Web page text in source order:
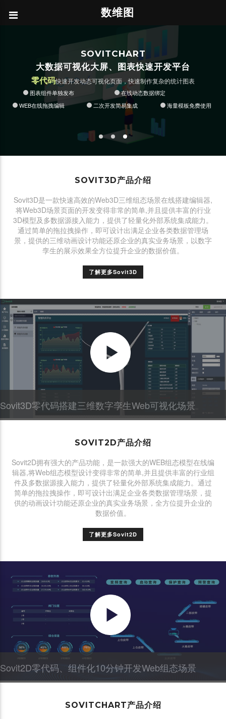
数维图
在线搭积木式编辑3D场景
单模型敏捷轻量化发布与集成
数据驱动三维动画配置
交互事件在线定义
API自定义开发 图表集成与数据绑定
图表集成与动态数据绑定
可视化数据驱动动画
可视化动态数据绑定
WEB在线拖拽式编辑
API自定义开发
SOVITCHART
大数据可视化大屏、图表快速开发平台
零代码快速开发动态可视化页面，快速制作复杂的统计图表
图表组件单独发布
在线动态数据绑定
WEB在线拖拽编辑
二次开发简易集成 海量模板免费使用
SOVIT3D产品介绍
Sovit3D是一款快速高效的Web3D三维组态场景在线搭建编辑器,
将Web3D场景页面的开发变得非常的简单,并且提供丰富的行业
3D模型及多数据源接入能力，提供了轻量化外部系统集成能力。
通过简单的拖拉拽操作，即可设计出满足企业各类数据管理场
景，提供的三维动画设计功能还原企业的真实业务场景，以数字
孪生的展示效果全方位提升企业的数据价值。
了解更多Sovit3D
Sovit3D零代码搭建三维数字孪生Web可视化场景
SOVIT2D产品介绍
Sovit2D拥有强大的产品功能，是一款强大的WEB组态模型在线编
辑器,将Web组态模型设计变得非常的简单,并且提供丰富的行业组
件及多数据源接入能力，提供了轻量化外部系统集成能力。通过
简单的拖拉拽操作，即可设计出满足企业各类数据管理场景，提
供的动画设计功能还原企业的真实业务场景，全方位提升企业的
数据价值。
了解更多Sovit2D
Sovit2D零代码、组件化10分钟开发Web组态场景
SOVITCHART产品介绍